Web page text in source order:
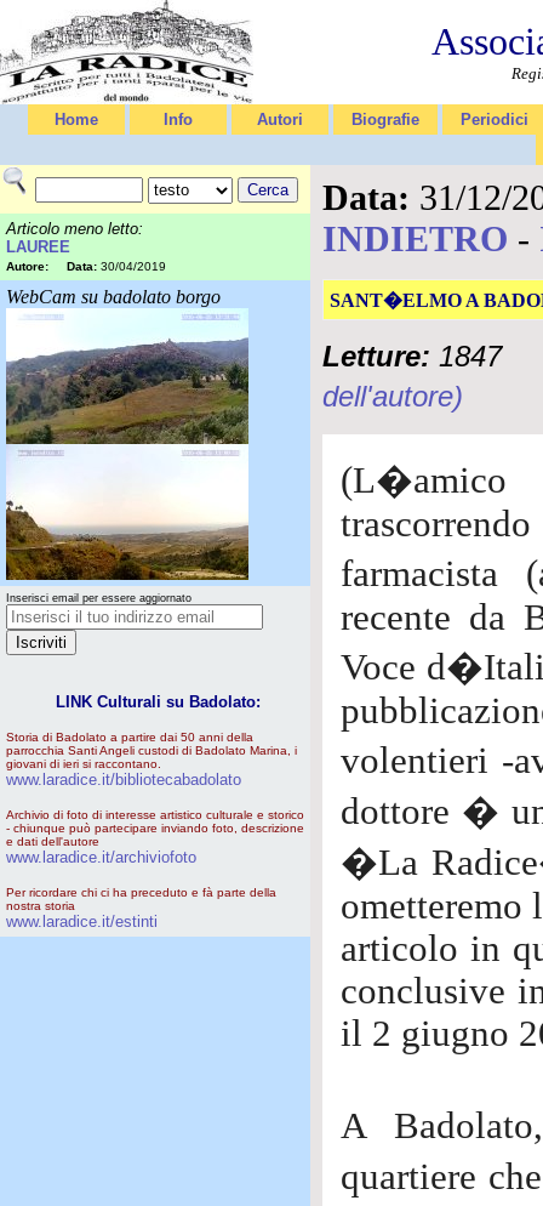
Home Info Autori Biografie Periodici
Articolo meno letto:
LAUREE
Autore: Data: 30/04/2019
WebCam su badolato borgo
Inserisci email per essere aggiornato
LINK Culturali su Badolato:
Storia di Badolato a partire dai 50 anni della
parrocchia Santi Angeli custodi di Badolato Marina, i
giovani di ieri si raccontano.
www.laradice.it/bibliotecabadolato
Archivio di foto di interesse artistico culturale e storico
- chiunque può partecipare inviando foto, descrizione
e dati dell'autore
www.laradice.it/archiviofoto
Per ricordare chi ci ha preceduto e fà parte della
nostra storia
www.laradice.it/estinti
Data: 31/12/
INDIETRO -
SANT�ELMO A
Letture: 1847
dell'autore)
(L�amico
recente da
Voce
volentieri -
dottore �
�La
ometteremo
articolo in
conclusive
il 2 giugno
A
quartiere